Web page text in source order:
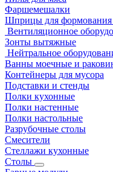
Фаршемешалки
Шприцы для формования
Вентиляционное
Зонты вытяжные
Нейтральное
Ванны моечные и
Контейнеры для мусора
Подставки и стенды
Полки кухонные
Полки настенные
Полки настольные
Разрубочные столы
Смесители
Стеллажи кухонные
Столы